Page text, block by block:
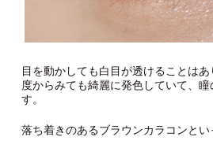
目を動かしても白目が透けることは
度からみても綺麗に発色していて、
す。
落ち着きのあるブラウンカラコンとい